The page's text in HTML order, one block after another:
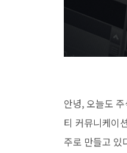
안녕, 오늘도
티 커뮤니케이
주로 만들고 있